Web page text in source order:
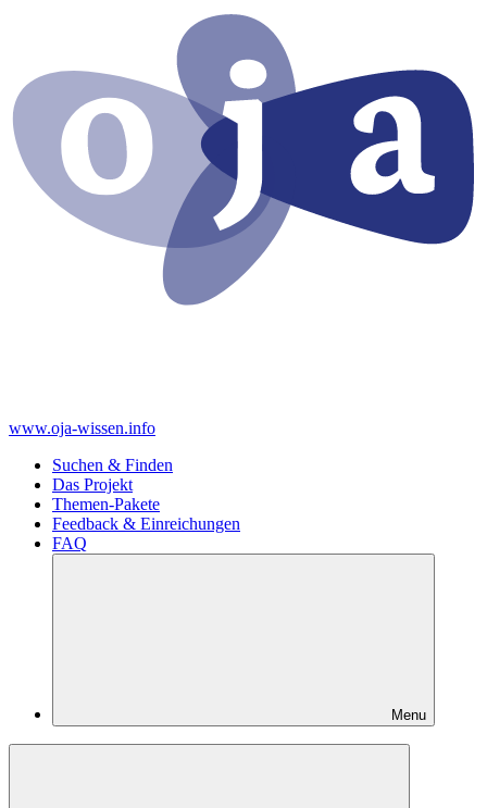
www.oja-wissen.info
Suchen & Finden
Das Projekt
Themen-Pakete
Feedback & Einreichungen
FAQ
Menu